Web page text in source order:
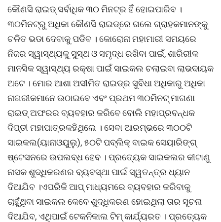
କୌଣସି ରାଇଡ୍ ସର୍ବାଧିକ ୩୦ ମିନଟ୍ର ହିଁ ହୋଇପାରିବ ।
୩୦ମିନଟ୍ରୁ ଅଧିକା କୌଣସି ରାଇଡ୍ରେ ଗଲେ ଗ୍ରାହକମାନଙ୍କୁ
ଚଳିତ ଭଡା ଦେବାକୁ ପଡିବ । କୋରୋନା ମହାମାରୀ ସମୟରେ
ନିଜର ସ୍ୱାସ୍ଥ୍ୟକୁ ସୁସ୍ଥ ଓ ସମୃଦ୍ଧ ରଖିବା ପାଇଁ, ଶାରିରୀକ
ମାନସିକ ସ୍ୱାସ୍ଥ୍ୟ ରକ୍ଷା ପାଇଁ ସାଇକଲ ଚଲାଇବା ଲାଭଦାୟକ
ଅଟେ । ମୋର ଆଶା ଅସୀମିତ ରାଇଡ୍ର ସୁବିଧା ଅଧିକାରୁ ଅଧିକା
ନାଗରୀକମାନେ ଉଠାଇବେ ଏବଂ ପ୍ରଥମ ୩୦ମିନଟ୍ ମାଗଣା
ରାଇଡ୍ ଅଫରର ବ୍ୟବହାର କରିବେ ବୋଲି ମହାପ୍ରବନ୍ଧକ
ଦିପ୍ତୀ ମହାପାତ୍ରକହିଥିଲେ । ସେବା ଆରମ୍ଭରେ ୩୦୦ଟି
ସାଇକଲ(ୟାନାଓୟୁଲୁ), ୫୦ଟି ପବ୍ଲିକ୍ ବାଇକ ସେୟାରିଙ୍ଗ୍
ଷ୍ଟେସନରେ ଉପଲବ୍ଧ ହେବ । ପ୍ରତ୍ୟେକ ସାଇକଲର କୀଟାଣୁ
ନାସକ ଶୁଦ୍ଧିକରଣର ବ୍ୟବସ୍ଥା ପାଇଁ ସ୍ୱତନ୍ତ୍ର ଧ୍ୟାନ
ଦିଆଯିବ ।ଏପରିକି ଆପ୍ ମାଧ୍ୟମରେ ବ୍ୟବହାର କରିବାକୁ
ଚାହୁଁଥିବା ସାଇକଲ କେବେ ଶୁଦ୍ଧିକରଣ ହୋଇଥିଲା ତାର ସୂଚନା
ଦିଆଯିବ, ଏଥିପାଇଁ ଟେକନିକାଲ ଟିମ୍ କାର୍ଯ୍ୟରତ । ପ୍ରତ୍ୟେକ